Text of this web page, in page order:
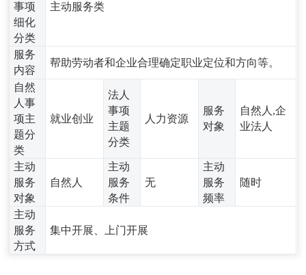
事项
细化
分类
主动服务类
服务
内容
帮助劳动者和企业合理确定职业定位和方向等。
自然
人事
项主
题分
类
就业创业
法人
事项
主题
分类
人力资源
服务
对象
自然人,企
业法人
主动
服务
对象
自然人
主动
服务
条件
无
主动
服务
频率
随时
主动
服务
方式
集中开展、上门开展